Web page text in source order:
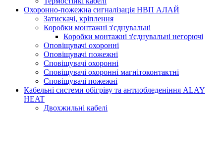
Охоронно-пожежна сигналізація НВП АЛАЙ
Затискачі, кріплення
Коробки монтажні з'єднувальні
Коробки монтажні з'єднувальні негорючі
Оповіщувачі охоронні
Оповіщувачі пожежні
Сповіщувачі охоронні
Сповіщувачі охоронні магнітоконтактні
Сповіщувачі пожежні
Кабельні системи обігріву та антиобледеніння ALAY
HEAT
Двохжильні кабелі